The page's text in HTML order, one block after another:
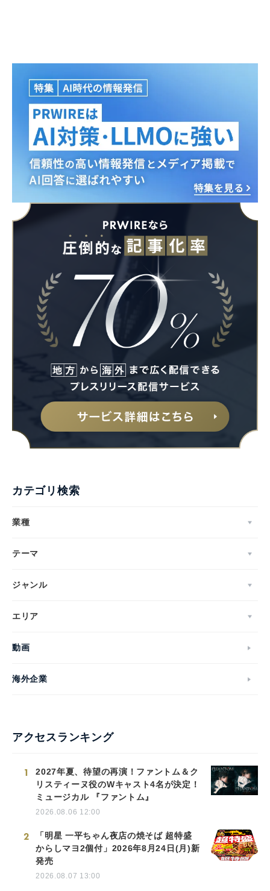
カテゴリ検索
業種
テーマ
ジャンル
エリア
動画
海外企業
アクセスランキング
1
2027年夏、待望の再演！ファントム＆ク
リスティーヌ役のWキャスト4名が決定！
ミュージカル 『ファントム』
2026.08.06 12:00
2
「明星 一平ちゃん夜店の焼そば 超特盛
からしマヨ2個付」2026年8月24日(月)新
発売
2026.08.07 13:00
English